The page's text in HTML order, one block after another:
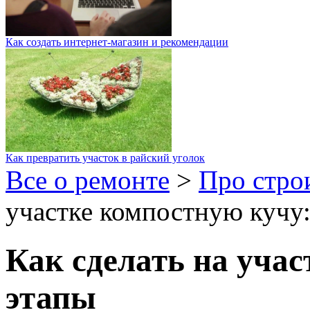
Как создать интернет-магазин и рекомендации
Как превратить участок в райский уголок
Все о ремонте > Про
участке компостную
Как сделать на
этапы